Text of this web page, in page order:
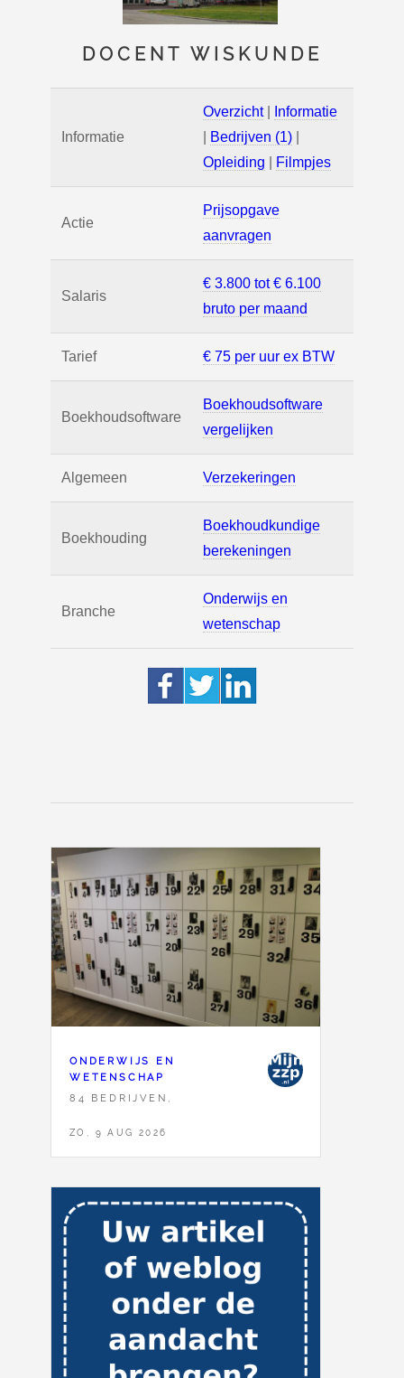
DOCENT WISKUNDE
Informatie
Overzicht|
Informatie
Bedrijven (1)
Opleiding
Filmpjes
Actie
Prijsopgave
aanvragen
Salaris
€ 3.800 tot € 6.100
bruto per maand
Tarief € 75 per uur ex BTW
Boekhoudsoftware
Boekhoudsoftware
vergelijken
Algemeen Verzekeringen
Boekhouding
Boekhoudkundige
berekeningen
Branche
Onderwijs en
wetenschap
ONDERWIJS EN
WETENSCHAP
84 BEDRIJVEN,
ZO, 9 AUG 2026